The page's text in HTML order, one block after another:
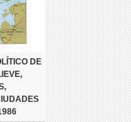
DE